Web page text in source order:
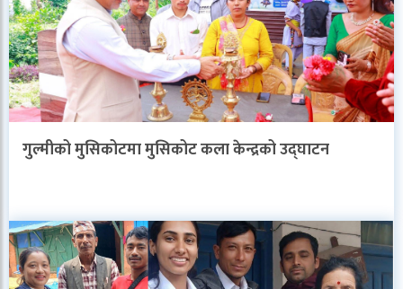
गुल्मीको मुसिकोटमा मुसिकोट कला केन्द्रको उद्घाटन